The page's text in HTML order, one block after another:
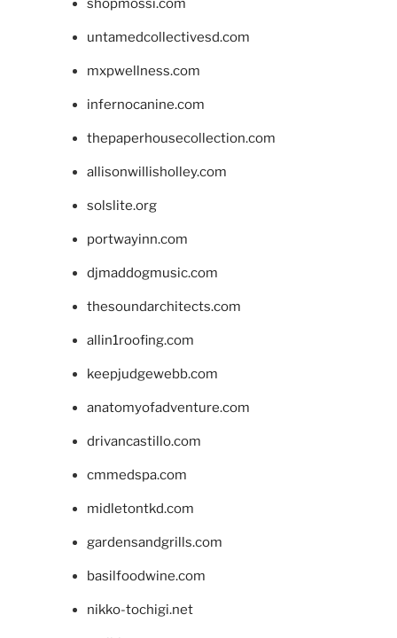
shopmossi.com
untamedcollectivesd.com
mxpwellness.com
infernocanine.com
thepaperhousecollection.com
allisonwillisholley.com
solslite.org
portwayinn.com
djmaddogmusic.com
thesoundarchitects.com
allin1roofing.com
keepjudgewebb.com
anatomyofadventure.com
drivancastillo.com
cmmedspa.com
midletontkd.com
gardensandgrills.com
basilfoodwine.com
nikko-tochigi.net